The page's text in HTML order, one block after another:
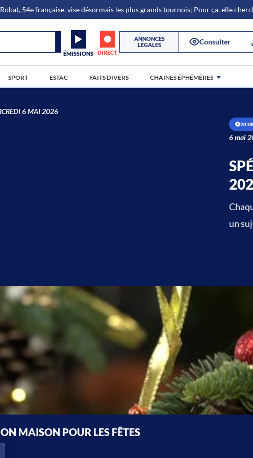
54e française, vise désormais les plus grands tournois; Pour ça, elle
ÉMISSIONS DIRECT
ANNONCES
LÉGALES
Consulter
SPORT ESTAC FAITS DIVERS CHAINES ÉPHÉMÈRES
6 MAI 2026
20
6 mai
un
MAISON POUR LES FÊTES